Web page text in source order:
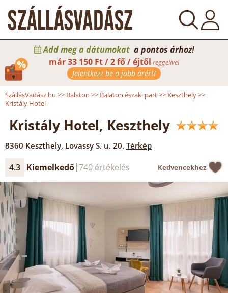
Add meg a dátumokat a pontos árhoz!
már33 150 Ft / 2 fő / éjtől reggelivel
Jelentkezz be a jobb árért!
SzállásVadász.hu >> Balaton >> Balaton északi part>> Keszthely>>
Kristály Hotel
Kristály Hotel, Keszthely
8360 Keszthely, Lovassy S. u. 20. Térkép
4.3 Kiemelkedő 740 értékelés Kedvencekhez